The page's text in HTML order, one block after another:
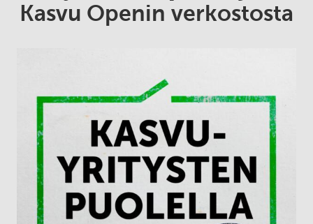
Kasvu Openin verkostosta